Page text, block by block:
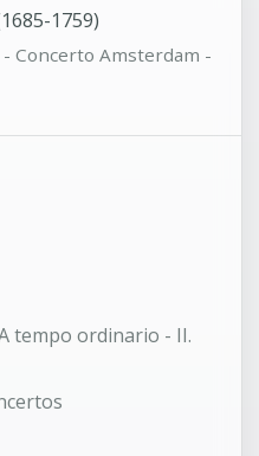
1759)
Concerto Amsterdam -
tempo ordinario - II.